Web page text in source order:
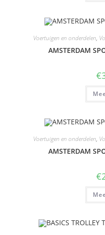
Voertuigen en onderdelen,
AMSTERDAM
€
Voertuigen en onderdelen,
AMSTERDAM
€